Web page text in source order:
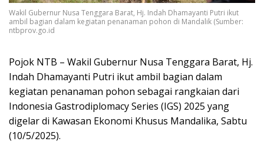
Wakil Gubernur Nusa Tenggara Barat, Hj. Indah Dhamayanti Putri ikut
ambil bagian dalam kegiatan penanaman pohon di Mandalik (Sumber:
ntbprov.go.id
Pojok NTB – Wakil Gubernur Nusa Tenggara Barat, Hj.
Indah Dhamayanti Putri ikut ambil bagian dalam
kegiatan penanaman pohon sebagai rangkaian dari
Indonesia Gastrodiplomacy Series (IGS) 2025 yang
digelar di Kawasan Ekonomi Khusus Mandalika, Sabtu
(10/5/2025).